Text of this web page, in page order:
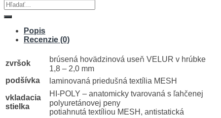
Hľadať:
Popis
Recenzie (0)
zvršok
brúsená hovädzinová useň VELUR v hrúbke
1,8 – 2,0 mm
podšívka
laminovaná priedušná textília MESH
vkladacia
stielka
HI-POLY – anatomicky tvarovaná s ľahčenej
polyuretánovej peny
potiahnutá textíliou MESH, antistatická